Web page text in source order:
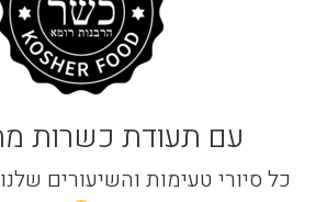
עם תעודת כשרות
כל סיורי טעימות והשיעורים